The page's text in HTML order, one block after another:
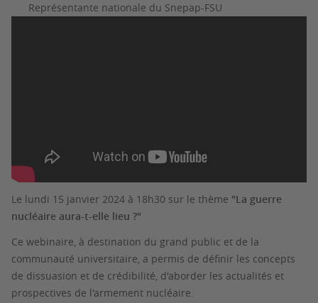
Représentante nationale du Snepap-FSU
Le lundi 15 janvier 2024 à 18h30 sur le thème "La guerre
nucléaire aura-t-elle lieu ?"
Ce webinaire, à destination du grand public et de la
communauté universitaire, a permis de définir les concepts
de dissuasion et de crédibilité, d'aborder les actualités et
prospectives de l'armement nucléaire.